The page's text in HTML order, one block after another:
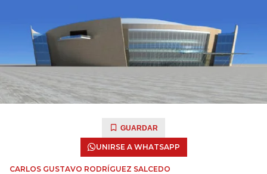
GUARDAR
UNIRSE A WHATSAPP
CARLOS GUSTAVO RODRÍGUEZ SALCEDO